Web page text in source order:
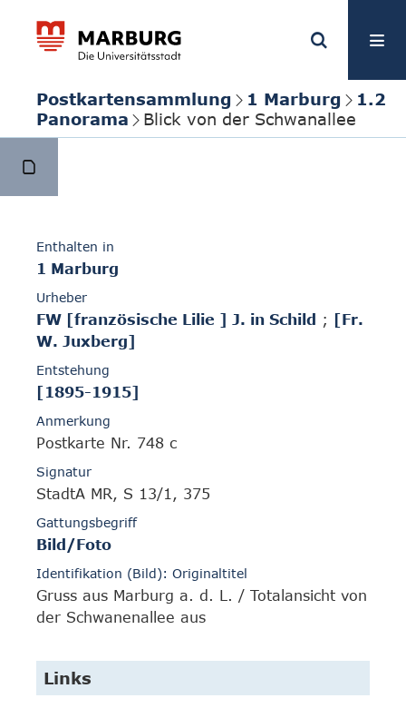
Postkartensammlung 1 Marburg
1.2
Panorama
Blick von der Schwanallee
Enthalten in
1 Marburg
Urheber
FW [französische Lilie ] J. in Schild ;
[Fr.
W. Juxberg]
Entstehung
[1895-1915]
Anmerkung
Postkarte Nr. 748 c
Signatur
StadtA MR, S 13/1, 375
Gattungsbegriff
Bild/Foto
Identifikation (Bild): Originaltitel
Gruss aus Marburg a. d. L. / Totalansicht von
der Schwanenallee aus
Links